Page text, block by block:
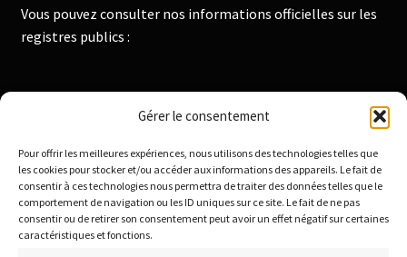
Gérer le consentement
Pour offrir les meilleures expériences, nous utilisons des technologies telles que
les cookies pour stocker et/ou accéder aux informations des appareils. Le fait de
consentir à ces technologies nous permettra de traiter des données telles que le
comportement de navigation ou les ID uniques sur ce site. Le fait de ne pas
consentir ou de retirer son consentement peut avoir un effet négatif sur certaines
caractéristiques et fonctions.
Vous pouvez consulter nos informations officielles sur les
registres publics :
Institut National de la Propriété Industrielle :
Infogreffe : https://www.infogreffe.fr
Politique de confidentialité